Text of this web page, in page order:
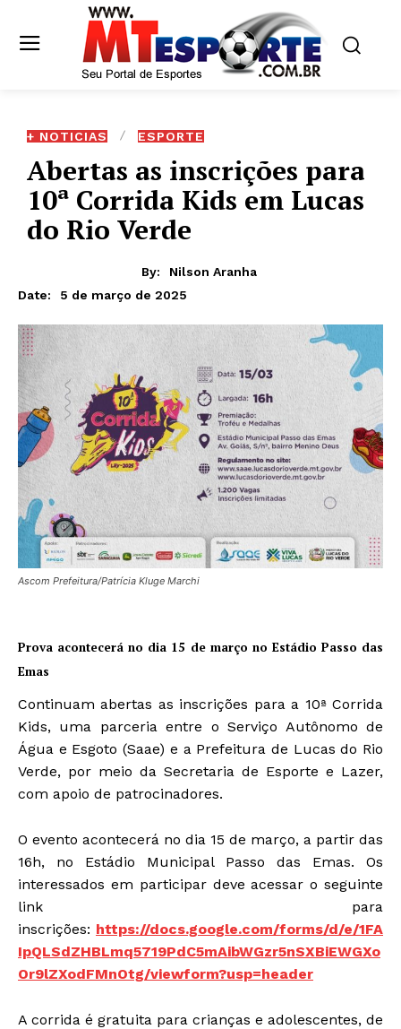
+ NOTICIAS ESPORTE
Abertas as inscrições para
10ª Corrida Kids em Lucas
do Rio Verde
By:
Nilson Aranha
Date:
5 de março de 2025
Ascom Prefeitura/Patrícia Kluge Marchi
Prova acontecerá no dia 15 de março no Estádio Passo das
Emas
Continuam abertas as inscrições para a 10ª Corrida
Kids, uma parceria entre o Serviço Autônomo de
Água e Esgoto (Saae) e a Prefeitura de Lucas do Rio
Verde, por meio da Secretaria de Esporte e Lazer,
com apoio de patrocinadores.
O evento acontecerá no dia 15 de março, a partir das
16h, no Estádio Municipal Passo das Emas. Os
interessados em participar deve acessar o seguinte
link para
inscrições: https://docs.google.com/forms/d/e/1FA
IpQLSdZHBLmq5719PdC5mAibWGzr5nSXBiEWGXo
Or9lZXodFMnOtg/viewform?usp=header
A corrida é gratuita para crianças e adolescentes, de